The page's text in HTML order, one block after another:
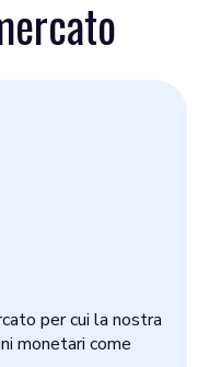
per cui la nostra
monetari come